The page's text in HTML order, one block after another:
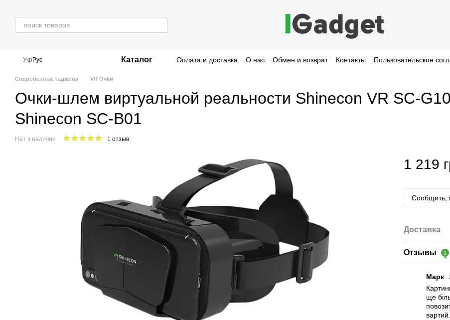
Укр Рус Каталог Оплата и доставка О нас Обмен и возврат Контакты Пользовательское
Современные гаджеты VR Очки
Очки-шлем виртуальной реальности Shinecon VR SC-
Shinecon SC-B01
Нет в наличии 1 отзыв
1 219
Сообщить,
Доставка
Отзывы 1
Марк
ще